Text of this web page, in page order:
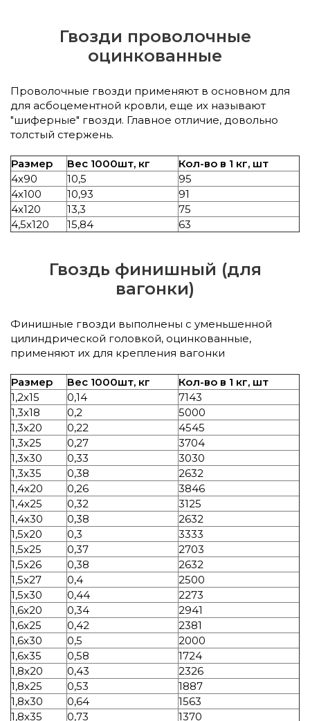
Гвозди проволочные
оцинкованные
Проволочные гвозди применяют в основном для
для асбоцементной кровли, еще их называют
"шиферные" гвозди. Главное отличие, довольно
толстый стержень.
Размер Вес 1000шт, кг
Кол-во в 1 кг, шт
4х90
10,5
95
4х100
10,93
91
4х120
13,3
75
4,5х120
15,84 63
Гвоздь финишный (для
вагонки)
Финишные гвозди выполнены с уменьшенной
цилиндрической головкой, оцинкованные,
применяют их для крепления вагонки
Размер Вес 1000шт, кг
Кол-во в 1 кг, шт
1,2х15
0,14
7143
1,3х18
0,2
5000
1,3х20
0,22
4545
1,3х25
0,27
3704
1,3х30
0,33
3030
1,3х35
0,38
2632
1,4х20
0,26
3846
1,4х25
0,32
3125
1,4х30
0,38
2632
1,5х20
0,3
3333
1,5х25
0,37
2703
1,5х26
0,38
2632
1,5х27
0,4
2500
1,5х30
0,44
2273
1,6х20
0,34
2941
1,6х25
0,42
2381
1,6х30
0,5
2000
1,6х35
0,58
1724
1,8х20
0,43
2326
1,8х25
0,53
1887
1,8х30
0,64
1563
1,8х35
0,73 1370